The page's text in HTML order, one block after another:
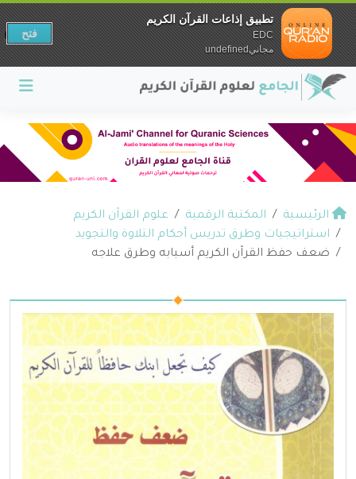
الرئيسية المكتبة الرقمية
علوم القرآن الكريم
استراتيجيات وطرق تدريس أحكام التلاوة والتجويد
ضعف حفظ القرآن الكريم أسبابه وطرق علاجه
تطبيق إذاعات القرآن الكريم
EDC
مجانيundefined
فتح